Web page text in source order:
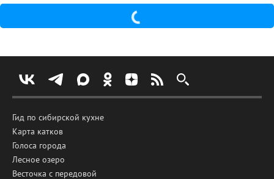
Гид по сибирской кухне
Карта катков
Голоса города
Лесное озеро
Весточка с передовой